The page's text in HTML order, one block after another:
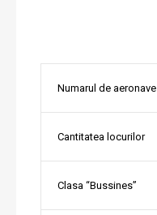
Numarul de aeronave
Cantitatea locurilor
Clasa “Bussines”